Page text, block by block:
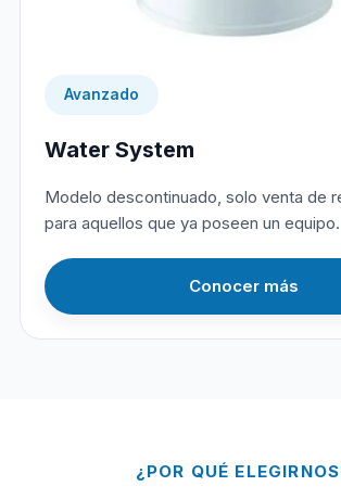
Avanzado
Water System
Modelo descontinuado, solo venta de
para aquellos que ya poseen un equipo.
Conocer más
¿POR QUÉ